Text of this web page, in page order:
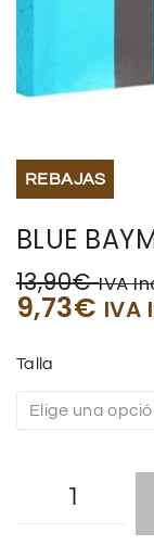
REBAJAS
BLUE
13,90€ IVA
9,73€ IVA
Talla